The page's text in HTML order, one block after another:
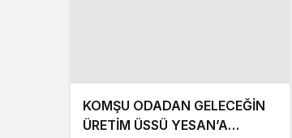
KOMŞU ODADAN GELECEĞİN
ÜRETİM ÜSSÜ YESAN’A